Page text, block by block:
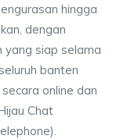
hingga
dengan
yang siap selama
banten
online dan
Chat